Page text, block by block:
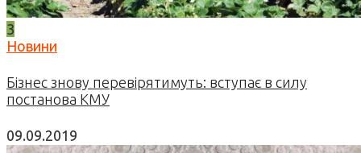
3
Новини
Бізнес знову перевірятимуть: вступає в силу
постанова КМУ
09.09.2019